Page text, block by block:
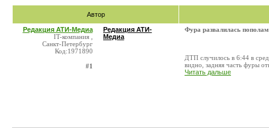
Автор
Редакция АТИ-Медиа
IT-компания ,
Санкт-Петербург
Код:1971890
#1
Редакция АТИ-
Медиа
Фура развалилась
ДТП случилось в 6:44 в
видно, задняя часть фуры
Читать дальше